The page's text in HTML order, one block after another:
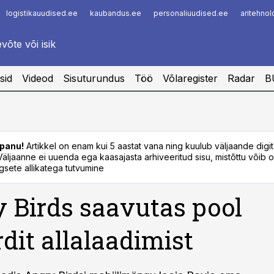
logistikauudised.ee kaubandus.ee personaliuudised.ee
Infopank
Videod Sisuturundus Töö Võlaregister Radar
Artikkel on enam kui 5 aastat vana ning kuulub väljaande
ei uuenda ega kaasajasta arhiveeritud sisu, mistõttu võib
allikatega tutvumine
Birds saavutas pool
allalaadimist